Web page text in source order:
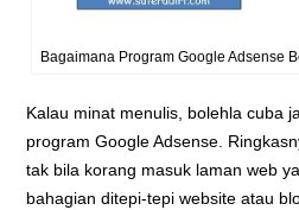
Bagaimana Program Google Adsense
Kalau minat menulis, bolehla cuba
program Google Adsense.
tak bila korang masuk laman web
bahagian ditepi-tepi website atau